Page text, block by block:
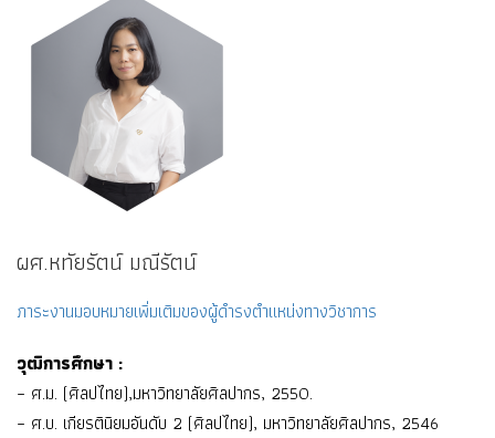
ผศ.หทัยรัตน์ มณีรัตน์
ภาระงานมอบหมายเพิ่มเติมของผู้ดำรงตำแหน่งทางวิชาการ
วุฒิการศึกษา :
– ศ.ม. (ศิลปไทย),มหาวิทยาลัยศิลปากร, 2550.
– ศ.บ. เกียรตินิยมอันดับ 2 (ศิลปไทย), มหาวิทยาลัยศิลปากร, 2546